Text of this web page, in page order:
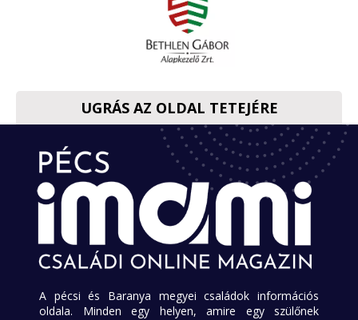
UGRÁS AZ OLDAL TETEJÉRE
A pécsi és Baranya megyei családok információs
oldala. Minden egy helyen, amire egy szülőnek